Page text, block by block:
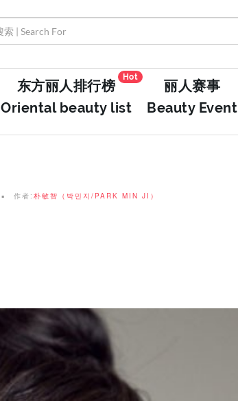
东方丽人排行榜
Oriental beauty list
Hot
丽人赛事
Beauty Event
作者: 朴敏智（박민지/PARK MIN JI）